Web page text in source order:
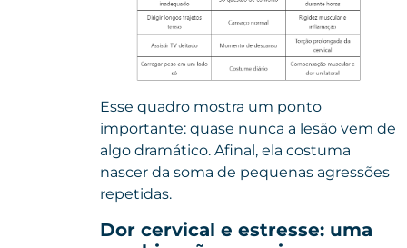
Esse quadro mostra um ponto
importante: quase nunca a lesão vem de
algo dramático. Afinal, ela costuma
nascer da soma de pequenas agressões
repetidas.
Dor cervical e estresse: uma